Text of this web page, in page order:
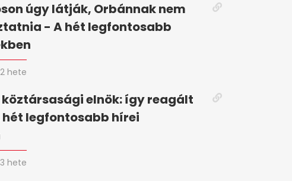
úgy látják, Orbánnak nem
- A hét legfontosabb
2 hete
köztársasági elnök: így reagált
hét legfontosabb hírei
3 hete